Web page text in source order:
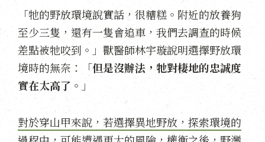
「牠的野放環境說實話，很糟糕。附近的放養狗
至少三隻，還有一隻會追車，我們去調查的時候
差點被牠咬到。」獸醫師林宇璇說明選擇野放環
境時的無奈：「但是沒辦法，牠對棲地的忠誠度
實在太高了。 」
對於穿山甲來說，若選擇異地野放，探索環境的